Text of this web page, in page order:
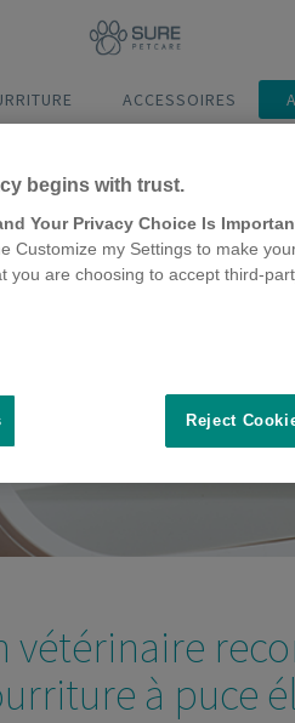
ACCESSOIRES
vétérinaire
à puce
begins with trust.
Your Privacy Choice Is
Customize my Settings to make
you are choosing to accept third-
Reject